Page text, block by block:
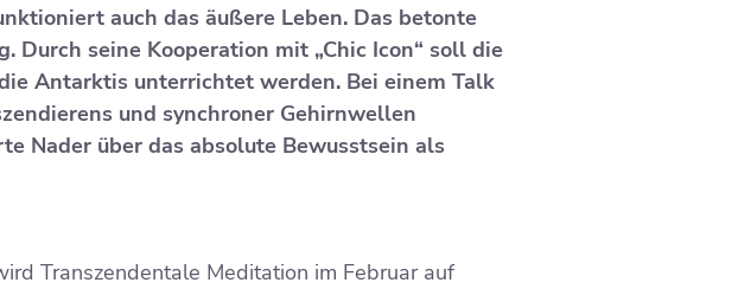
auch das äußere Leben. Das betonte
seine Kooperation mit „Chic Icon“ soll die
Antarktis unterrichtet werden. Bei einem Talk
und synchroner Gehirnwellen
Nader über das absolute Bewusstsein als
Transzendentale Meditation im Februar auf